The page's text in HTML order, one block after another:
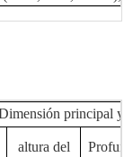
principal y
altura del